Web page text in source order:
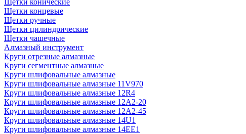
Щетки конические
Щетки концевые
Щетки ручные
Щетки цилиндрические
Щетки чашечные
Алмазный инструмент
Круги отрезные алмазные
Круги сегментные алмазные
Круги шлифовальные алмазные
Круги шлифовальные алмазные 11V970
Круги шлифовальные алмазные 12R4
Круги шлифовальные алмазные 12А2-20
Круги шлифовальные алмазные 12А2-45
Круги шлифовальные алмазные 14U1
Круги шлифовальные алмазные 14ЕЕ1